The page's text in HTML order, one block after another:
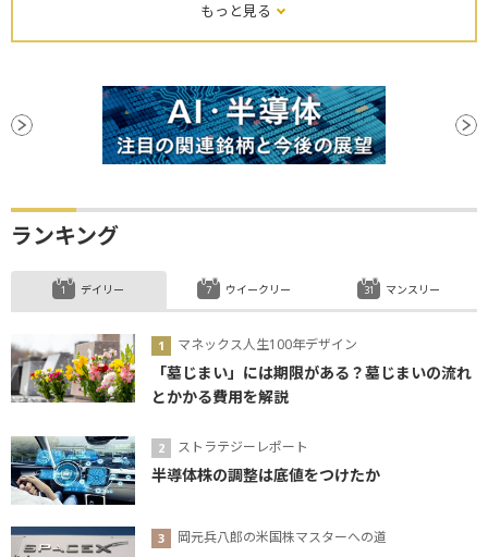
もっと見る
ランキング
デイリー
マネックス人生100年デザイン
「墓じまい」には期限がある？墓じまいの流れ
とかかる費用を解説
ストラテジーレポート
半導体株の調整は底値をつけたか
岡元兵八郎の米国株マスターへの道
ウイークリー マンスリー